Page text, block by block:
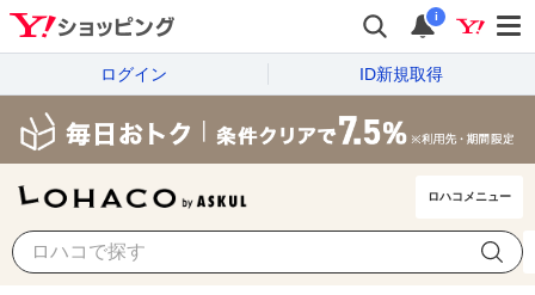
i
ログイン ID新規取得
ロハコメニュー